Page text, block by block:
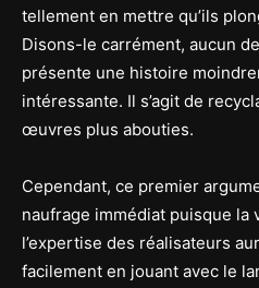
tellement en mettre qu’ils
Disons-le carrément, aucun
présente une histoire
intéressante. Il s’agit de
œuvres plus abouties.
Cependant, ce premier
naufrage immédiat puisque la
l’expertise des réalisateurs
facilement en jouant avec le